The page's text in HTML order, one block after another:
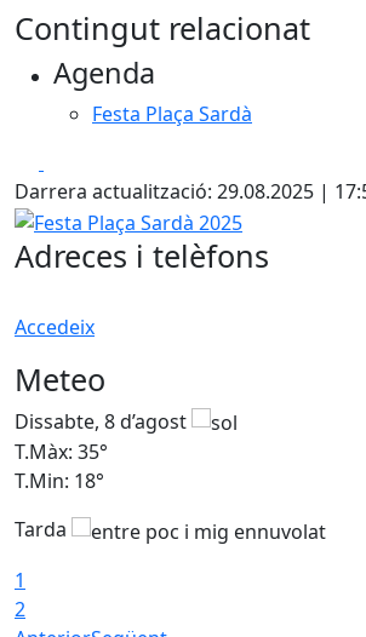
Contingut relacionat
Agenda
Festa Plaça Sardà
Darrera actualització: 29.08.2025 |
Festa Plaça Sardà 2025
Adreces i telèfons
Accedeix
Meteo
Dissabte, 8 d’agost
T.Màx: 35°
T.Min: 18°
Tarda
1
2